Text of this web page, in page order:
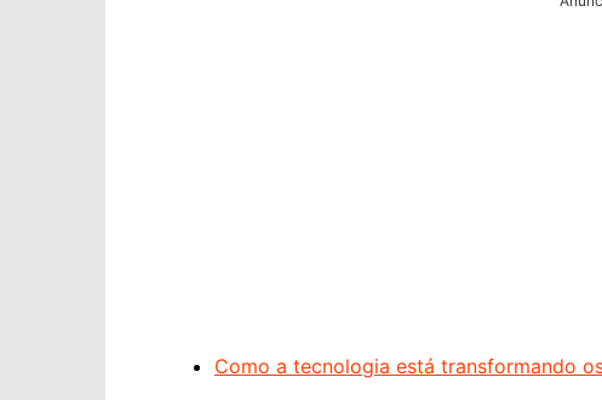
Como a tecnologia está transformando